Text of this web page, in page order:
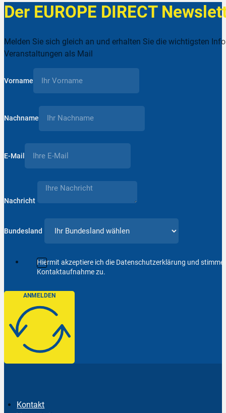
Der EUROPE DIRECT
Melden Sie sich gleich an und erhalten Sie die wichtigsten
Veranstaltungen als Mail
Vorname
Nachname
E-Mail
Nachricht
Bundesland
Hiermit akzeptiere ich die Datenschutzerklärung und
Kontaktaufnahme zu.
ANMELDEN
Kontakt